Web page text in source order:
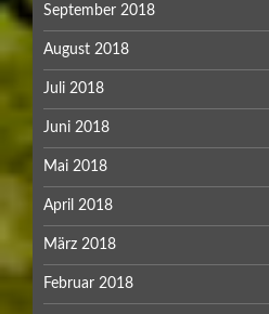
September 2018
August 2018
Juli 2018
Juni 2018
Mai 2018
April 2018
März 2018
Februar 2018